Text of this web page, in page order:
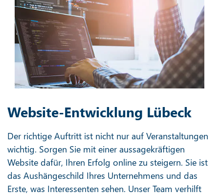
Website-Entwicklung Lübeck
Der richtige Auftritt ist nicht nur auf Veranstaltungen
wichtig. Sorgen Sie mit einer aussagekräftigen
Website dafür, Ihren Erfolg online zu steigern. Sie ist
das Aushängeschild Ihres Unternehmens und das
Erste, was Interessenten sehen. Unser Team verhilft